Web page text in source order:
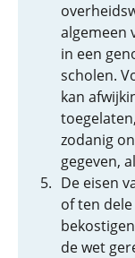
algemeen
in een
scholen.
kan
zodanig
gegeven,
De eisen
of ten
de wet